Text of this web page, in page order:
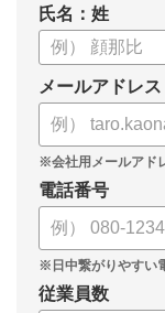
氏名：姓
メールアドレス
電話番号
従業員数